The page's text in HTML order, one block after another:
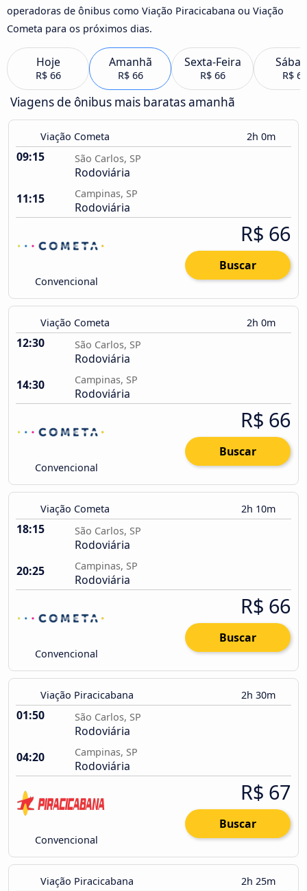
operadoras de ônibus como Viação Piracicabana ou Viação
Cometa para os próximos dias.
Hoje
R$ 66
Amanhã
R$ 66
Sexta-Feira
R$ 66 R$ 66
Viagens de ônibus mais baratas amanhã
Viação Cometa 2h 0m
09:15 São Carlos, SP
Rodoviária
11:15
Campinas, SP
Rodoviária
Convencional
R$ 66
Buscar
Viação Cometa 2h 0m
12:30 São Carlos, SP
Rodoviária
14:30
Campinas, SP
Rodoviária
Convencional
R$ 66
Buscar
Viação Cometa 2h 10m
18:15 São Carlos, SP
Rodoviária
20:25
Campinas, SP
Rodoviária
Convencional
R$ 66
Buscar
Viação Piracicabana 2h 30m
01:50 São Carlos, SP
Rodoviária
04:20
Campinas, SP
Rodoviária
Convencional
R$ 67
Buscar
Viação Piracicabana 2h 25m